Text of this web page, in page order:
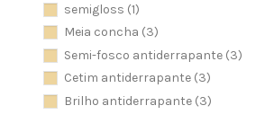
semigloss (1)
Meia concha (3)
Semi-fosco antiderrapante (3)
Cetim antiderrapante (3)
Brilho antiderrapante (3)